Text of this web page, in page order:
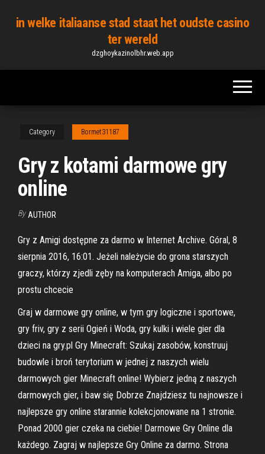
in welke italiaanse stad staat het oudste casino
ter wereld
dzghoykazinolbhr.web.app
Category Bormet31187
Gry z kotami darmowe gry
online
By AUTHOR
Gry z Amigi dostępne za darmo w Internet Archive. Góral, 8
sierpnia 2016, 16:01. Jeżeli należycie do grona starszych
graczy, którzy zjedli zęby na komputerach Amiga, albo po
prostu chcecie
Graj w darmowe gry online, w tym gry logiczne i sportowe,
gry friv, gry z serii Ogień i Woda, gry kulki i wiele gier dla
dzieci na gry.pl Gry Minecraft: Szukaj zasobów, konstruuj
budowle i broń terytorium w jednej z naszych wielu
darmowych gier Minecraft online! Wybierz jedną z naszych
darmowych gier, i baw się Dobrze Znajdziesz tu najnowsze i
najlepsze gry online starannie kolekcjonowane na 1 stronie.
Ponad 2000 gier czeka na ciebie! Darmowe Gry Online dla
każdego. Zagraj w najlepsze Gry Online za darmo. Strona